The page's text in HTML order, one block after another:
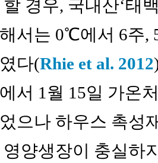
경우, 국내산‘태
서는 0℃에서 6주
다(Rhie et al. 2012
서 1월 15일 가온
으나 하우스 촉성
양생장이 충실하